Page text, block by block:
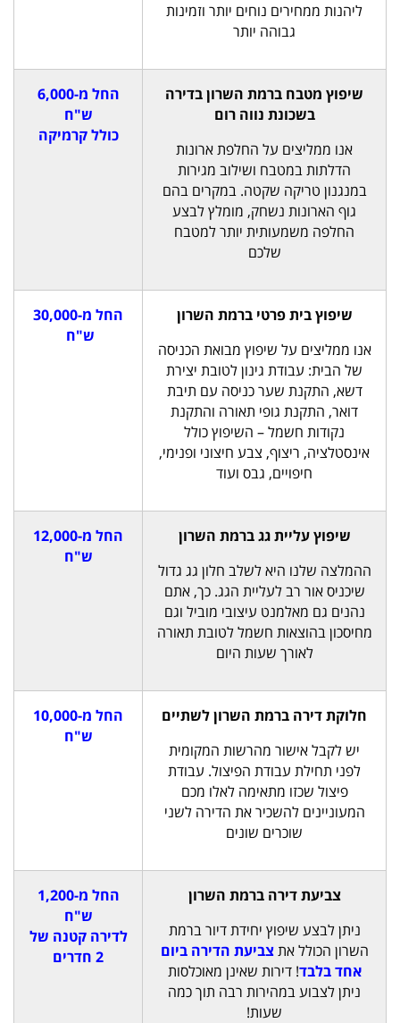
ליהנות ממחירים נוחים יותר וזמינות
גבוהה יותר
שיפוץ מטבח ברמת השרון בדירה
בשכונת נווה רום
אנו ממליצים על החלפת ארונות
הדלתות במטבח ושילוב מגירות
במנגנון טריקה שקטה. במקרים בהם
גוף הארונות נשחק, מומלץ לבצע
החלפה משמעותית יותר למטבח
שלכם
החל מ-6,000
ש"ח
כולל קרמיקה
שיפוץ בית פרטי ברמת השרון
אנו ממליצים על שיפוץ מבואת הכניסה
של הבית: עבודת גינון לטובת יצירת
דשא, התקנת שער כניסה עם תיבת
דואר, התקנת גופי תאורה והתקנת
נקודות חשמל – השיפוץ כולל
אינסטלציה, ריצוף, צבע חיצוני ופנימי,
חיפויים, גבס ועוד
החל מ-30,000
ש"ח
שיפוץ עליית גג ברמת השרון
ההמלצה שלנו היא לשלב חלון גג גדול
שיכניס אור רב לעליית הגג. כך, אתם
נהנים גם מאלמנט עיצובי מוביל וגם
מחיסכון בהוצאות חשמל לטובת תאורה
לאורך שעות היום
החל מ-12,000
ש"ח
חלוקת דירה ברמת השרון לשתיים
יש לקבל אישור מהרשות המקומית
לפני תחילת עבודת הפיצול. עבודת
פיצול שכזו מתאימה לאלו מכם
המעוניינים להשכיר את הדירה לשני
שוכרים שונים
החל מ-10,000
ש"ח
צביעת דירה ברמת השרון
ניתן לבצע שיפוץ יחידת דיור ברמת
השרון הכולל אתצביעת הדירה ביום
אחד בלבד! דירות שאינן מאוכלסות
ניתן לצבוע במהירות רבה תוך כמה
שעות!
החל מ-1,200
ש"ח
לדירה קטנה של
2 חדרים